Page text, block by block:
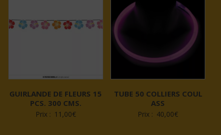
GUIRLANDE DE FLEURS 15
PCS. 300 CMS.
Prix : 11,00€
TUBE 50 COLLIERS COUL
ASS
Prix : 40,00€